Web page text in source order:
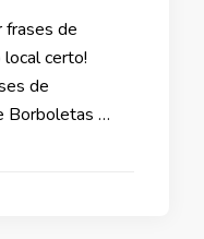
frases de
certo!
de
Borboletas …